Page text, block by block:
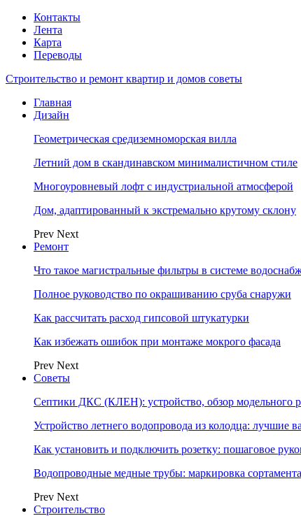
Контакты
Лента
Карта
Переводы
Строительство и ремонт квартир и домов советы
Главная
Дизайн
Геометрическая средиземноморская вилла
Летний дом в скандинавском минималистичном стиле
Многоуровневый лофт с индустриальной атмосферой
Дом, адаптированный к экстремально крутому склону
Prev Next
Ремонт
Что такое магистральные фильтры в системе
Полное руководство по окрашиванию сруба снаружи
Как рассчитать расход гипсовой штукатурки
Как избежать ошибок при монтаже мокрого фасада
Prev Next
Советы
Септики ДКС (КЛЕН): устройство, обзор модельного
Устройство летнего водопровода из колодца: лучшие
Как установить и подключить розетку: пошаговое
Водопроводные медные трубы: маркировка
Prev Next
Строительство